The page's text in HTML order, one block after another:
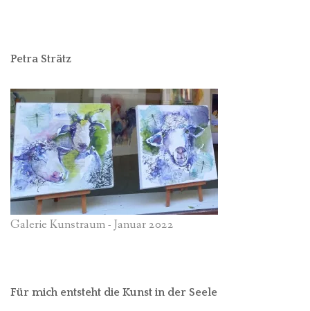
Petra Strätz
Galerie Kunstraum - Januar 2022
Für mich entsteht die Kunst in der Seele